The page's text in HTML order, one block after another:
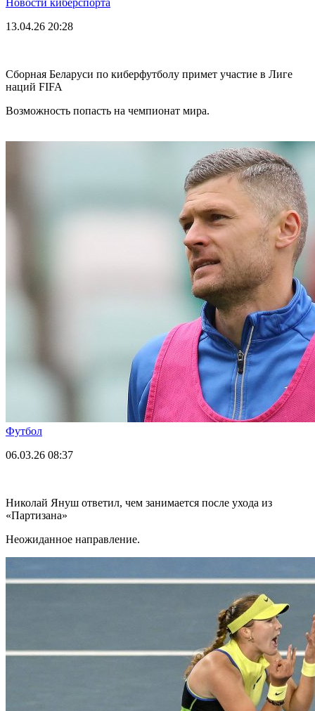
Новости киберспорта
13.04.26 20:28
Сборная Беларуси по киберфутболу примет участие в Лиге
наций FIFA
Возможность попасть на чемпионат мира.
Футбол
06.03.26 08:37
Николай Януш ответил, чем занимается после ухода из
«Партизана»
Неожиданное направление.